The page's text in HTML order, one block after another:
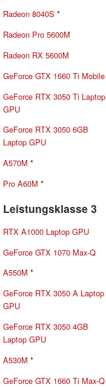
Radeon 8040S *
Radeon Pro 5600M
Radeon RX 5600M
GeForce GTX 1660 Ti Mobile
GeForce RTX 3050 Ti Laptop
GPU
GeForce RTX 3050 6GB
Laptop GPU
A570M *
Pro A60M *
Leistungsklasse 3
RTX A1000 Laptop GPU
GeForce GTX 1070 Max-Q
A550M *
GeForce RTX 3050 A Laptop
GPU
GeForce RTX 3050 4GB
Laptop GPU
A530M *
GeForce GTX 1660 Ti Max-Q